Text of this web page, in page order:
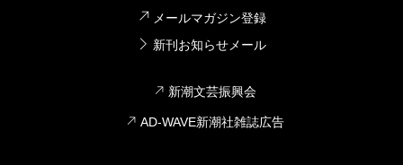
メールマガジン登録
新刊お知らせメール
新潮文芸振興会
AD-WAVE新潮社雑誌広告